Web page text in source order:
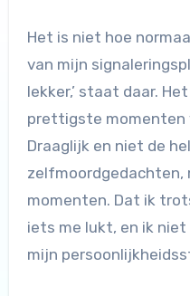
Het is niet hoe
van mijn
lekker,’ staat daar.
prettigste momenten
Draaglijk en niet de
zelfmoordgedachten,
momenten. Dat ik
iets me lukt, en ik
mijn